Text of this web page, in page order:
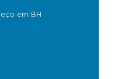
em BH